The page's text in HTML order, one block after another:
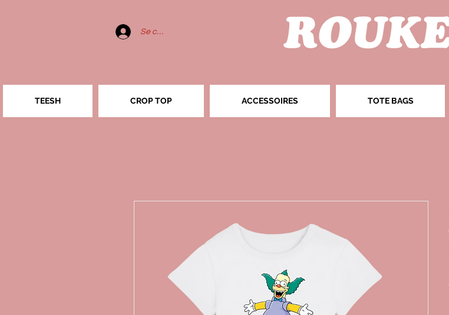
Se connecter
TEESH CROP TOP ACCESSOIRES TOTE BAGS